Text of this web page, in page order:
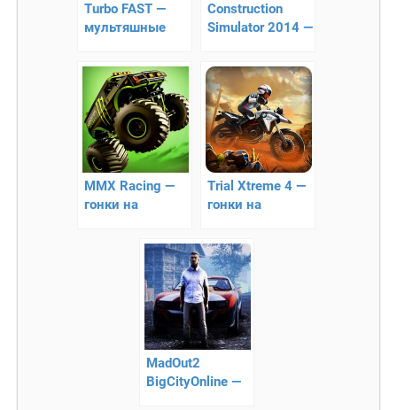
Turbo FAST —
мультяшные
андроид
Construction
Simulator 2014 —
строительных
симуляторов
MMX Racing —
гонки на
внедорожниках!
Trial Xtreme 4 —
гонки на
MadOut2
BigCityOnline —